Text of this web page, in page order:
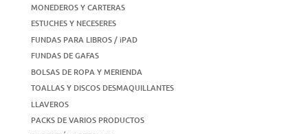
MONEDEROS Y CARTERAS
ESTUCHES Y NECESERES
FUNDAS PARA LIBROS / iPAD
FUNDAS DE GAFAS
BOLSAS DE ROPA Y MERIENDA
TOALLAS Y DISCOS DESMAQUILLANTES
LLAVEROS
PACKS DE VARIOS PRODUCTOS